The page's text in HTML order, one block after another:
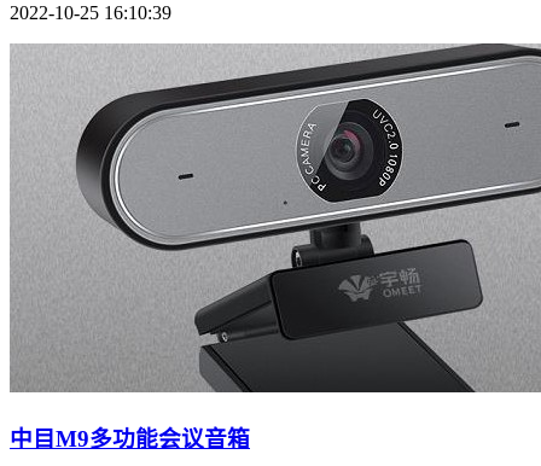
2022-10-25 16:10:39
中目M9多功能会议音箱